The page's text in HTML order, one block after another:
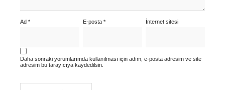
Ad * E-posta* İnternet sitesi
Daha sonraki yorumlarımda kullanılması için adım, e-posta adresim ve site
adresim bu tarayıcıya kaydedilsin.